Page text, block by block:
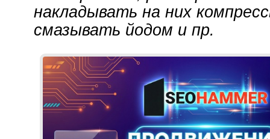
накладывать на них
смазывать йодом и пр.